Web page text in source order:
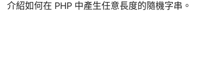
介紹如何在 PHP 中產生任意長度的隨機字串。